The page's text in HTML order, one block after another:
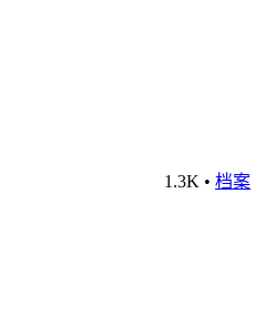
1.3K • 档案